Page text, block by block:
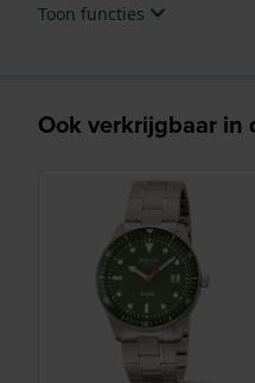
Toon functies
Ook verkrijgbaar in